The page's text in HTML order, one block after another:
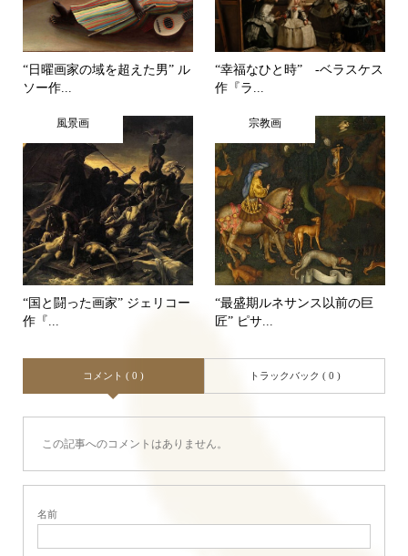
“日曜画家の域を超えた男” ル
ソー作...
“幸福なひと時” -ベラスケス
作『ラ...
風景画
“国と闘った画家” ジェリコー
作『...
宗教画
“最盛期ルネサンス以前の巨
匠” ピサ...
コメント ( 0 ) トラックバック ( 0 )
この記事へのコメントはありません。
名前